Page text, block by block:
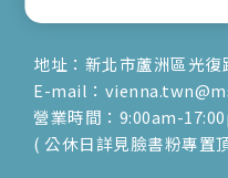
地址：新北市蘆洲區光復
E-mail：
營業時間：9:00am-
( 公休日詳見臉書粉專置